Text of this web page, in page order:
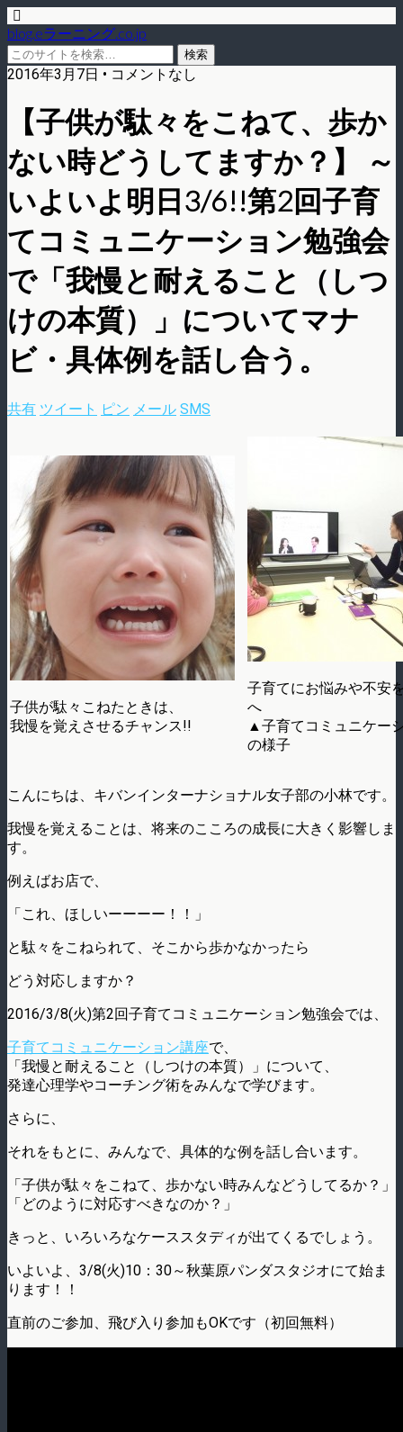
blog.eラーニング.co.jp
2016年3月7日 • コメントなし
【子供が駄々をこねて、歩か
ない時どうしてますか？】 ～
いよいよ明日3/6!!第2回子育
てコミュニケーション勉強会
で「我慢と耐えること（しつ
けの本質）」についてマナ
ビ・具体例を話し合う。
共有 ツイート ピン メール SMS
子供が駄々こねたときは、
我慢を覚えさせるチャンス!!
子育てにお悩みや不安
へ
▲子育てコミュニケー
の様子
こんにちは、キバンインターナショナル女子部の小林です。
我慢を覚えることは、将来のこころの成長に大きく影響しま
す。
例えばお店で、
「これ、ほしいーーーー！！」
と駄々をこねられて、そこから歩かなかったら
どう対応しますか？
2016/3/8(火)第2回子育てコミュニケーション勉強会では、
子育てコミュニケーション講座で、
「我慢と耐えること（しつけの本質）」について、
発達心理学やコーチング術をみんなで学びます。
さらに、
それをもとに、みんなで、具体的な例を話し合います。
「子供が駄々をこねて、歩かない時みんなどうしてるか？」
「どのように対応すべきなのか？」
きっと、いろいろなケーススタディが出てくるでしょう。
いよいよ、3/8(火)10：30～秋葉原パンダスタジオにて始ま
ります！！
直前のご参加、飛び入り参加もOKです（初回無料）